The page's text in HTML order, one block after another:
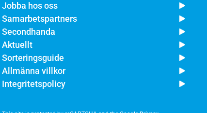
Jobba hos oss
Samarbetspartners
Secondhanda
Aktuellt
Sorteringsguide
Allmänna villkor
Integritetspolicy